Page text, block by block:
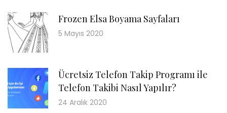
Frozen Elsa Boyama Sayfaları
5 Mayıs 2020
Ücretsiz Telefon Takip Programı ile
Telefon Takibi Nasıl Yapılır?
24 Aralık 2020